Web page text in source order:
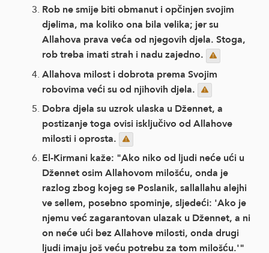
Rob ne smije biti obmanut i opčinjen svojim
djelima, ma koliko ona bila velika; jer su
Allahova prava veća od njegovih djela. Stoga,
rob treba imati strah i nadu zajedno.
Allahova milost i dobrota prema Svojim
robovima veći su od njihovih djela.
Dobra djela su uzrok ulaska u Džennet, a
postizanje toga ovisi isključivo od Allahove
milosti i oprosta.
El-Kirmani kaže: "Ako niko od ljudi neće ući u
Džennet osim Allahovom milošću, onda je
razlog zbog kojeg se Poslanik, sallallahu alejhi
ve sellem, posebno spominje, sljedeći: 'Ako je
njemu već zagarantovan ulazak u Džennet, a ni
on neće ući bez Allahove milosti, onda drugi
ljudi imaju još veću potrebu za tom milošću.'"